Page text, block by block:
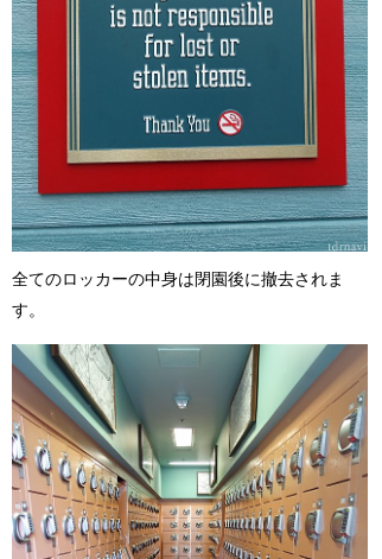
全てのロッカーの中身は閉園後に撤去されま
す。